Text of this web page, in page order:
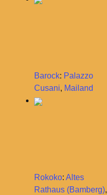
Barock: Palazzo
Cusani, Mailand
Rokoko: Altes
Rathaus (Bamberg),